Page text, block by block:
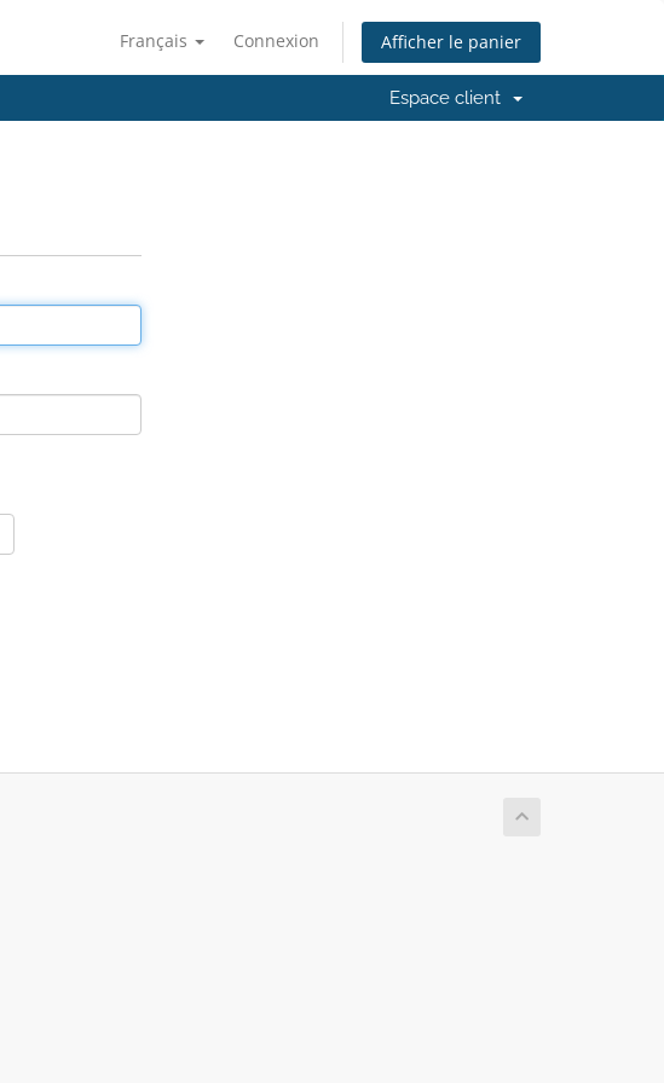
Français Connexion Afficher le panier
Espace client